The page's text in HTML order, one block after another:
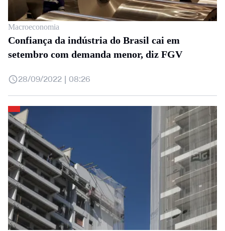
Macroeconomia
Confiança da indústria do Brasil cai em
setembro com demanda menor, diz FGV
28/09/2022 | 08:26